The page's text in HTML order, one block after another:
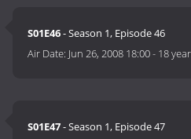
S01E46- Season 1, Episode 46
Air Date: Jun 26, 2008 18:00- 18
S01E47- Season 1, Episode 47